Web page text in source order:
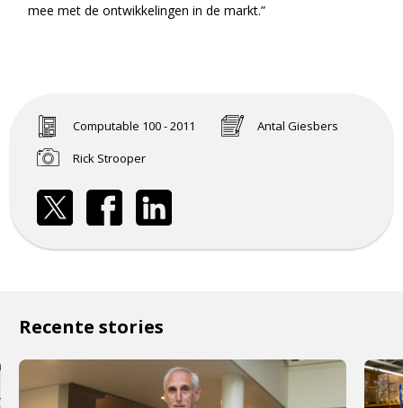
mee met de ontwikkelingen in de markt.”
Computable 100 - 2011
Antal Giesbers
Rick Strooper
Recente stories